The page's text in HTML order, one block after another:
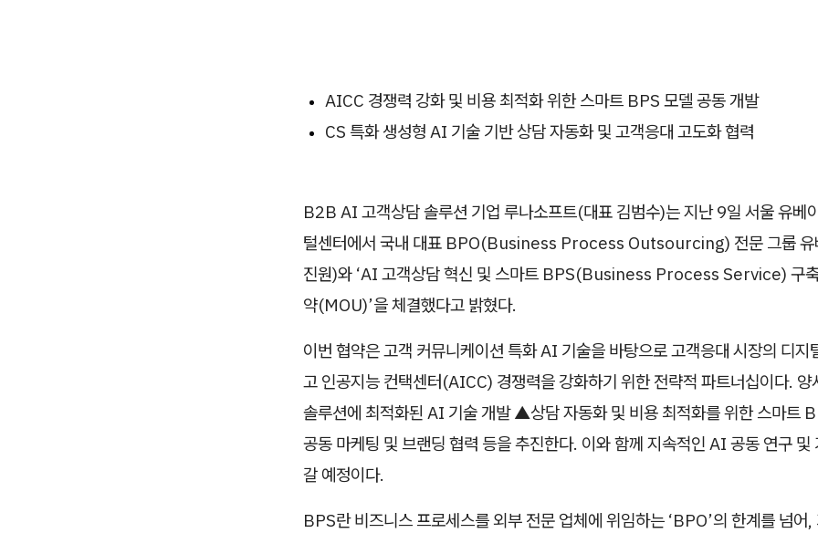
AICC 경쟁력 강화 및 비용 최적화 위한 스마트 BPS 모델 공동 개발
CS 특화 생성형 AI 기술 기반 상담 자동화 및 고객응대 고도화 협력
B2B AI 고객상담 솔루션 기업 루나소프트(대표 김범수)는 지난 9일 서울 유베
털센터에서 국내 대표 BPO(Business Process Outsourcing) 전문 그룹 유
진원)와 ‘AI 고객상담 혁신 및 스마트 BPS(Business Process Service) 구
약(MOU)’을 체결했다고 밝혔다.
이번 협약은 고객 커뮤니케이션 특화 AI 기술을 바탕으로 고객응대 시장의 디지
고 인공지능 컨택센터(AICC) 경쟁력을 강화하기 위한 전략적 파트너십이다.
솔루션에 최적화된 AI 기술 개발▲상담 자동화 및 비용 최적화를 위한 스마트
공동 마케팅 및 브랜딩 협력 등을 추진한다. 이와 함께 지속적인 AI 공동 연구 및
갈 예정이다.
BPS란 비즈니스 프로세스를 외부 전문 업체에 위임하는 ‘BPO’의 한계를 넘어